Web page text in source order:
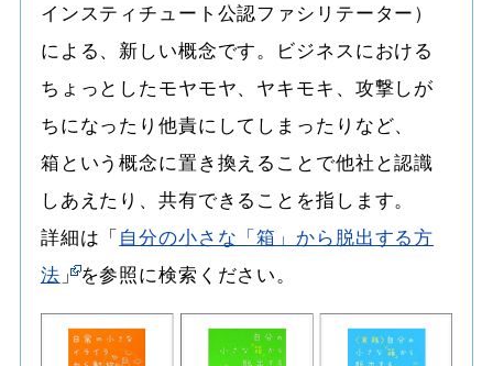
インスティチュート公認ファシリテーター）
による、新しい概念です。ビジネスにおける
ちょっとしたモヤモヤ、ヤキモキ、攻撃しが
ちになったり他責にしてしまったりなど、
箱という概念に置き換えることで他社と認識
しあえたり、共有できることを指します。
詳細は「自分の小さな「箱」から脱出する方
法 」を参照に検索ください。